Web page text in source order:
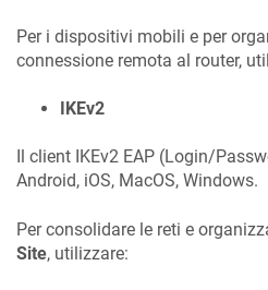
Per i dispositivi mobili e per
connessione remota al router,
IKEv2
Il client IKEv2 EAP (Login/
Android, iOS, MacOS, Windows.
Per consolidare le reti e
Site, utilizzare: